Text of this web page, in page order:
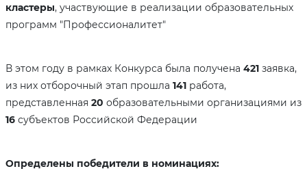
кластеры, участвующие в реализации образовательных
программ "Профессионалитет"
В этом году в рамках Конкурса была получена 421 заявка,
из них отборочный этап прошла 141 работа,
представленная 20 образовательными организациями из
16 субъектов Российской Федерации
Определены победители в номинациях: